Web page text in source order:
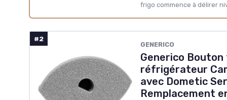
frigo commence à délirer
#2
GENERICO
Generico
réfrigérateur
avec Dometic
Remplacement